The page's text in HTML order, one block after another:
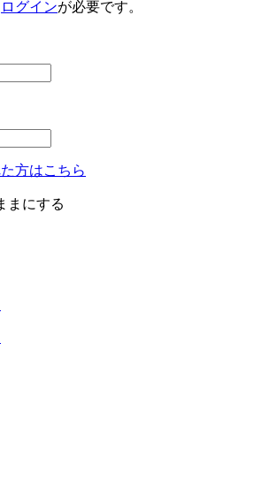
ログインが必要です。
方はこちら
まにする